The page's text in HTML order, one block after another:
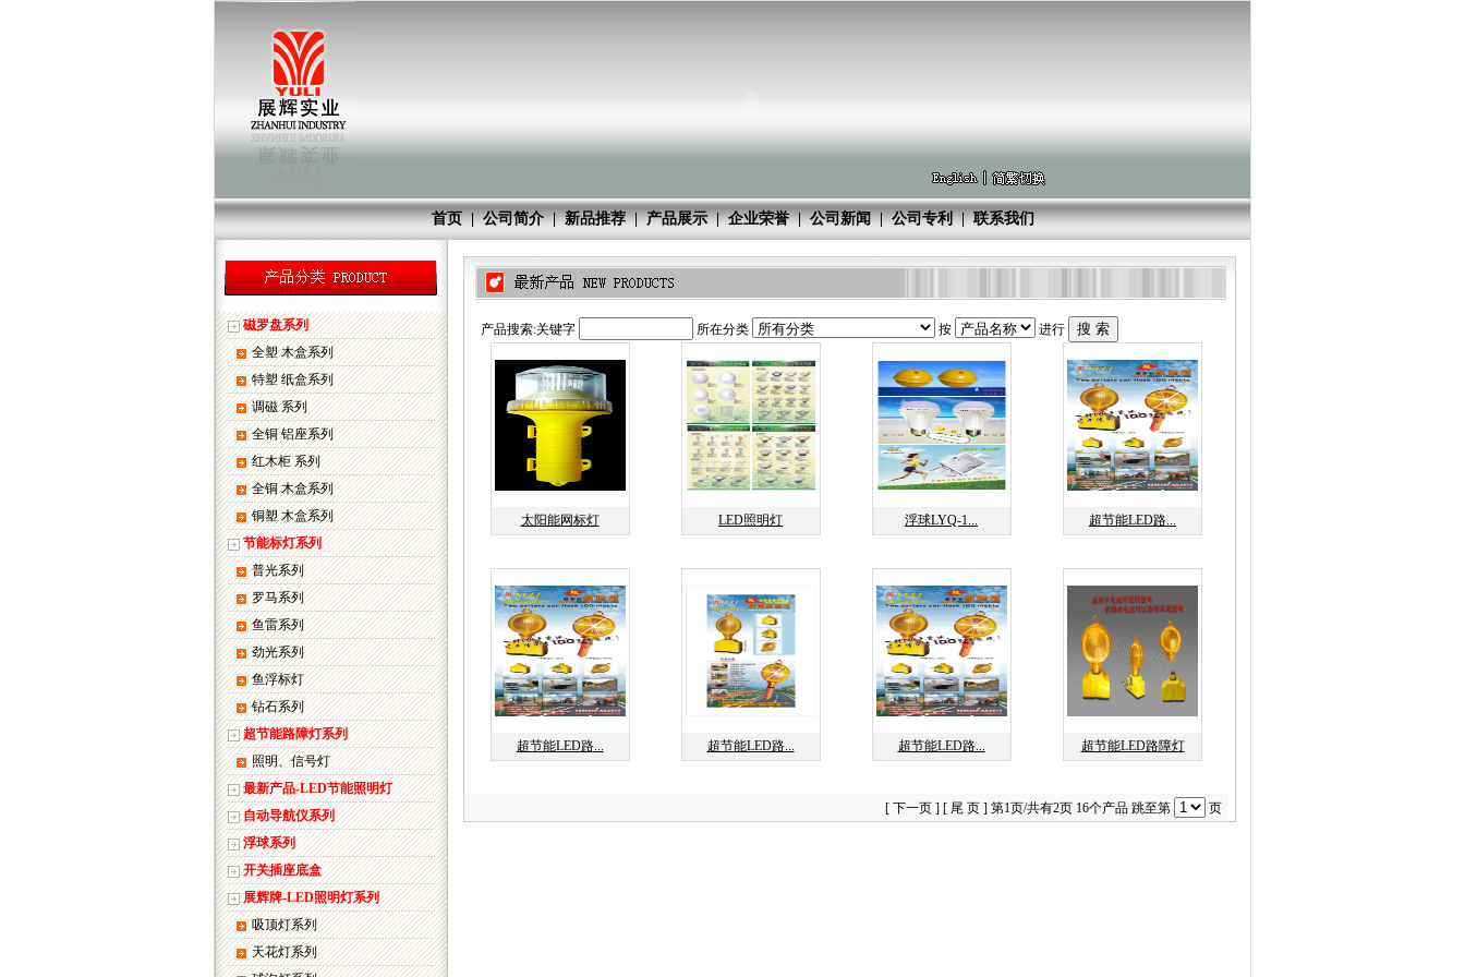
首页|公司简介|新品推荐|产品展示|企业荣誉|公司新闻|公司专利|联系我们
磁罗盘系列
全塑 木盒系列
特塑 纸盒系列
调磁 系列
全铜 铝座系列
红木柜 系列
全铜 木盒系列
铜塑 木盒系列
节能标灯系列
普光系列
罗马系列
鱼雷系列
劲光系列
鱼浮标灯
钻石系列
超节能路障灯系列
照明、信号灯
最新产品-LED节能照明灯
自动导航仪系列
浮球系列
开关插座底盒
展辉牌-LED照明灯系列
吸顶灯系列
天花灯系列
产品搜索:关键字 所在分类 按 进行
太阳能网标灯 LED照明灯 浮球LYQ-1... 超节能LED路...
超节能LED路... 超节能LED路... 超节能LED路... 超节能LED路障灯
[ 下一页 ] [ 尾 页 ] 第1页/共有2页 16个产品 跳至第 页